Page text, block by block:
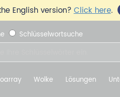
English version?Click here.
Schlüsselwortsuche
Wolke Lösungen